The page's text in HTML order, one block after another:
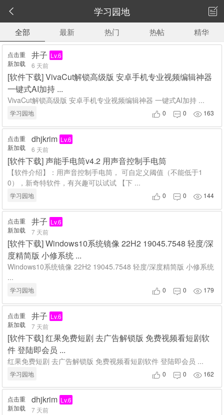
 学习园地

全部
最新 热门 热帖 精华
点击重
新加载
井子 Lv.6
6 天前
[软件下载]VivaCut解锁高级版 安卓手机专业视频编辑神器
一键式AI加持 ...
VivaCut解锁高级版 安卓手机专业视频编辑神器 一键式AI加持 ...
学习园地  0  0  163
点击重
新加载
dhjkrim Lv.6
6 天前
[软件下载]声能手电筒v4.2 用声音控制手电筒
【软件介绍】：用声音控制手电筒， 可自定义阈值（不能低于1
0），新奇特软件，有兴趣可以试试 【下 ...
学习园地  0  0  144
点击重
新加载
井子 Lv.6
7 天前
[软件下载]Windows10系统镜像 22H2 19045.7548 轻度/深
度精简版 小修系统 ...
Windows10系统镜像 22H2 19045.7548 轻度/深度精简版 小修系统
...
学习园地  0  0  179
点击重
新加载
井子 Lv.6
7 天前
[软件下载]红果免费短剧 去广告解锁版 免费视频看短剧软
件 登陆即会员 ...
红果免费短剧 去广告解锁版 免费视频看短剧软件 登陆即会员 ...
学习园地  0  0  162
点击重
新加载
dhjkrim Lv.6
7 天前